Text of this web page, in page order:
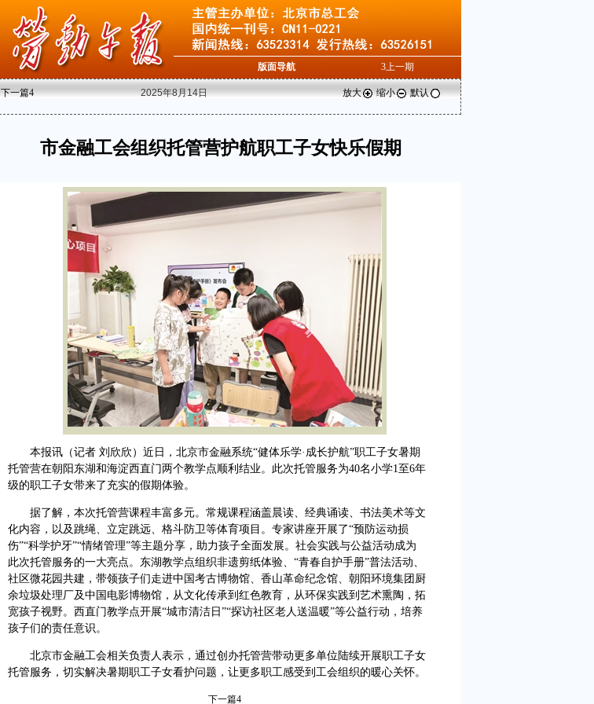
版面导航 3上一期
下一篇4 2025年8月14日 放大 缩小 默认
市金融工会组织托管营护航职工子女快乐假期
本报讯（记者 刘欣欣）近日，北京市金融系统“健体乐学·成长护航”职工子女暑期
托管营在朝阳东湖和海淀西直门两个教学点顺利结业。此次托管服务为40名小学1至6年
级的职工子女带来了充实的假期体验。
据了解，本次托管营课程丰富多元。常规课程涵盖晨读、经典诵读、书法美术等文
化内容，以及跳绳、立定跳远、格斗防卫等体育项目。专家讲座开展了“预防运动损
伤”“科学护牙”“情绪管理”等主题分享，助力孩子全面发展。社会实践与公益活动成为
此次托管服务的一大亮点。东湖教学点组织非遗剪纸体验、“青春自护手册”普法活动、
社区微花园共建，带领孩子们走进中国考古博物馆、香山革命纪念馆、朝阳环境集团厨
余垃圾处理厂及中国电影博物馆，从文化传承到红色教育，从环保实践到艺术熏陶，拓
宽孩子视野。西直门教学点开展“城市清洁日”“探访社区老人送温暖”等公益行动，培养
孩子们的责任意识。
北京市金融工会相关负责人表示，通过创办托管营带动更多单位陆续开展职工子女
托管服务，切实解决暑期职工子女看护问题，让更多职工感受到工会组织的暖心关怀。
下一篇4